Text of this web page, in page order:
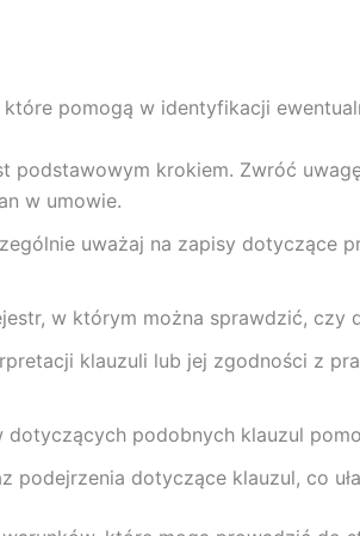
pomogą w identyfikacji
podstawowym krokiem. Zwróć
w umowie.
uważaj na zapisy dotyczące
w którym można sprawdzić, czy
klauzuli lub jej zgodności z
podobnych klauzul
podejrzenia dotyczące klauzul, co